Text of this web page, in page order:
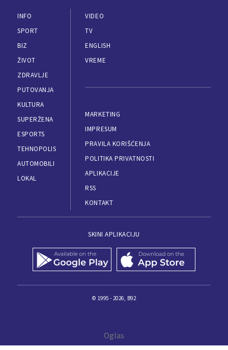
INFO
SPORT
BIZ
ŽIVOT
ZDRAVLJE
PUTOVANJA
KULTURA
SUPERŽENA
ESPORTS
TEHNOPOLIS
AUTOMOBILI
LOKAL
VIDEO
TV
ENGLISH
VREME
MARKETING
IMPRESUM
PRAVILA KORIŠĆENJA
POLITIKA PRIVATNOSTI
APLIKACIJE
RSS
KONTAKT
SKINI APLIKACIJU
© 1995 - 2026, B92